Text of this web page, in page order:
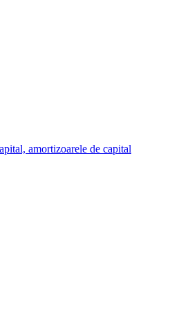
amortizoarele de capital